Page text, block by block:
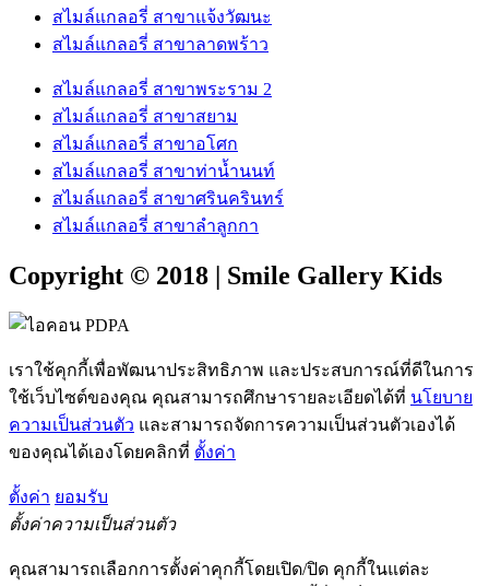
สไมล์แกลอรี่ สาขาแจ้งวัฒนะ
สไมล์แกลอรี่ สาขาลาดพร้าว
สไมล์แกลอรี่ สาขาพระราม 2
สไมล์แกลอรี่ สาขาสยาม
สไมล์แกลอรี่ สาขาอโศก
สไมล์แกลอรี่ สาขาท่าน้ำนนท์
สไมล์แกลอรี่ สาขาศรินครินทร์
สไมล์แกลอรี่ สาขาลำลูกกา
Copyright © 2018 | Smile Gallery Kids
เราใช้คุกกี้เพื่อพัฒนาประสิทธิภาพ และประสบการณ์ที่ดีในการ
ใช้เว็บไซต์ของคุณ คุณสามารถศึกษารายละเอียดได้ที่ นโยบาย
ความเป็นส่วนตัว และสามารถจัดการความเป็นส่วนตัวเองได้
ของคุณได้เองโดยคลิกที่ ตั้งค่า
ตั้งค่า ยอมรับ
ตั้งค่าความเป็นส่วนตัว
คุณสามารถเลือกการตั้งค่าคุกกี้โดยเปิด/ปิด คุกกี้ในแต่ละ